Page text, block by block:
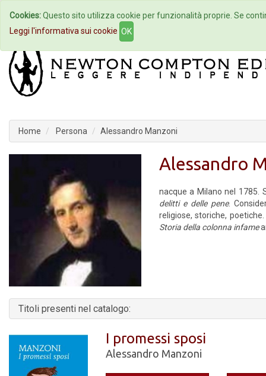
Home Autori Eventi
Home Persona Alessandro Manzoni
Alessandro
nacque a Milano nel 1785.
delitti e delle pene.
religiose, storiche,
Storia della colonna infame
Titoli presenti nel catalogo:
I promessi sposi
Alessandro Manzoni
Cookies:Questo sito utilizza cookie per funzionalità proprie. Se
Leggi l'informativa sui cookie OK